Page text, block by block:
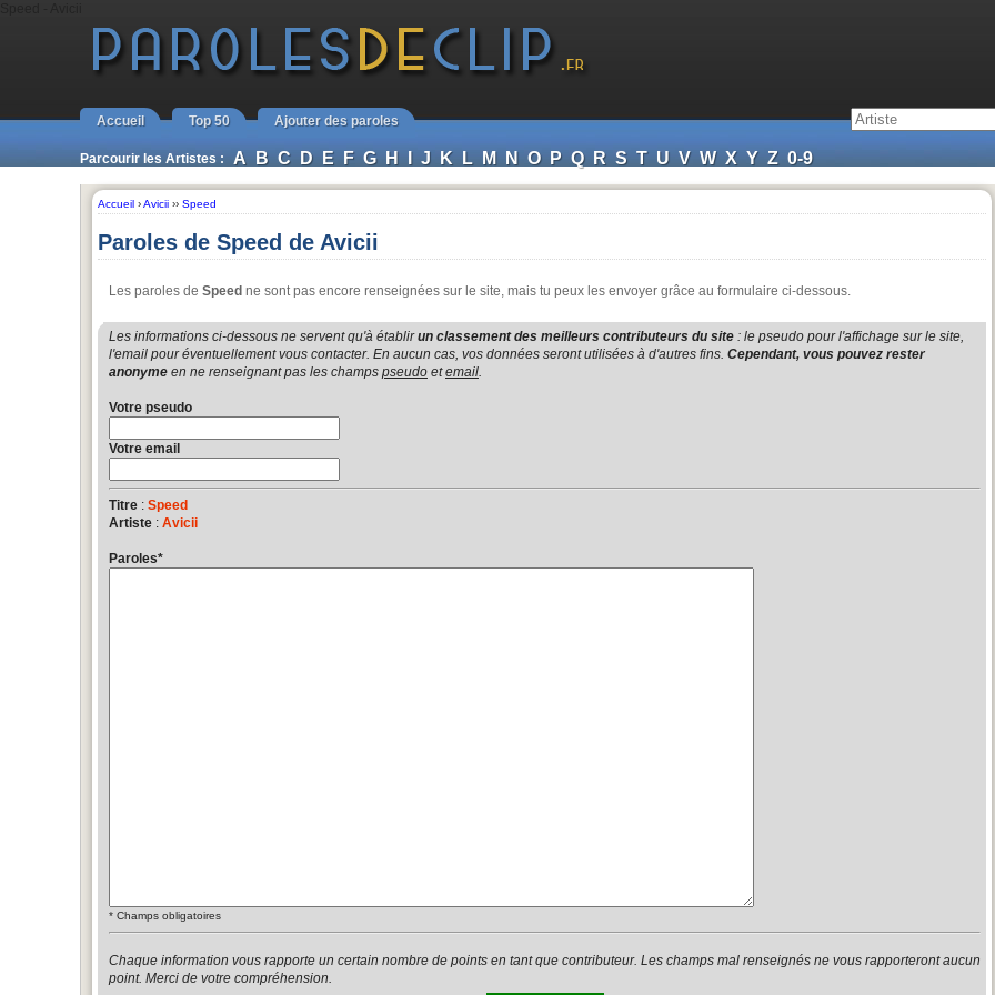
Accueil Top 50 Ajouter des paroles
Parcourir les Artistes : A B C D E F G H I J K L M N O P Q R S T U V W X Y Z 0-9
Accueil ›Avicii ›› Speed
Paroles de Speed de Avicii
Les paroles de Speed ne sont pas encore renseignées sur le site, mais tu peux les envoyer grâce au formulaire ci-dessous.
Les informations ci-dessous ne servent qu'à établirun classement des meilleurs contributeurs du site : le pseudo pour l'affichage sur le site,
l'email pour éventuellement vous contacter. En aucun cas, vos données seront utilisées à d'autres fins. Cependant, vous pouvez rester
anonyme en ne renseignant pas les champs pseudo etemail.
Votre pseudo
Votre email
Titre : Speed
Artiste : Avicii
Paroles*
* Champs obligatoires
Chaque information vous rapporte un certain nombre de points en tant que contributeur. Les champs mal renseignés ne vous rapporteront aucun
point. Merci de votre compréhension.